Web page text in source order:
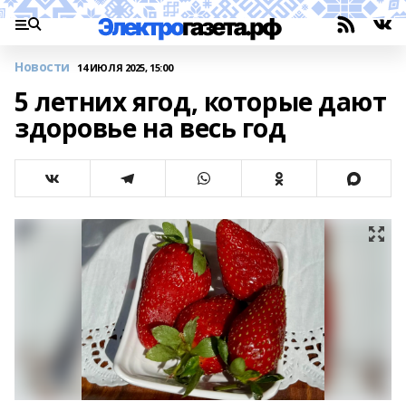
Новости 14 ИЮЛЯ 2025, 15:00
5 летних ягод, которые дают
здоровье на весь год